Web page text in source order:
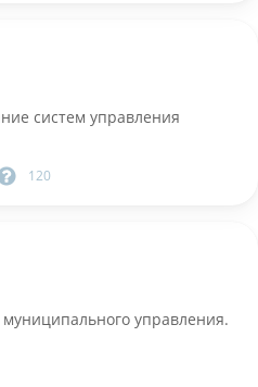
систем управления
120
управления.